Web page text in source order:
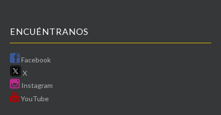
ENCUÉNTRANOS
Facebook
X
Instagram
YouTube